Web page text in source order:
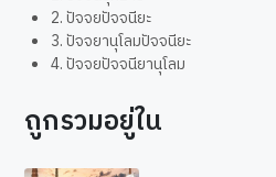
2. ปัจจยปัจจนียะ
3. ปัจจยานุโลมปัจจนียะ
4. ปัจจยปัจจนียานุโลม
ถูกรวมอยู่ใน